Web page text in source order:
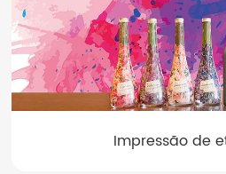
Impressão de